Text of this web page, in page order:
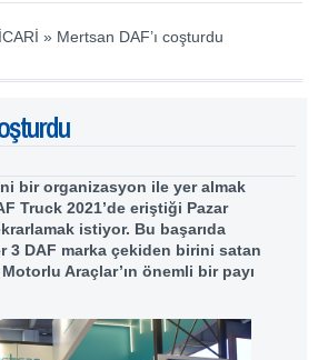
» Mertsan DAF’ı coşturdu
bir organizasyon ile yer almak
Truck 2021’de eriştiği Pazar
istiyor. Bu başarıda
3 DAF marka çekiden birini satan
Araçlar’ın önemli bir payı